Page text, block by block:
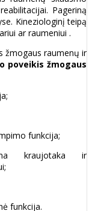
Pageriną
Kineziologinį teipą
ar raumeniui .
žmogaus raumenų ir
poveikis žmogaus
funkcija;
kraujotaka ir
funkcija.